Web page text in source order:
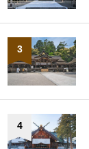
宮崎
鹿児島
3
4